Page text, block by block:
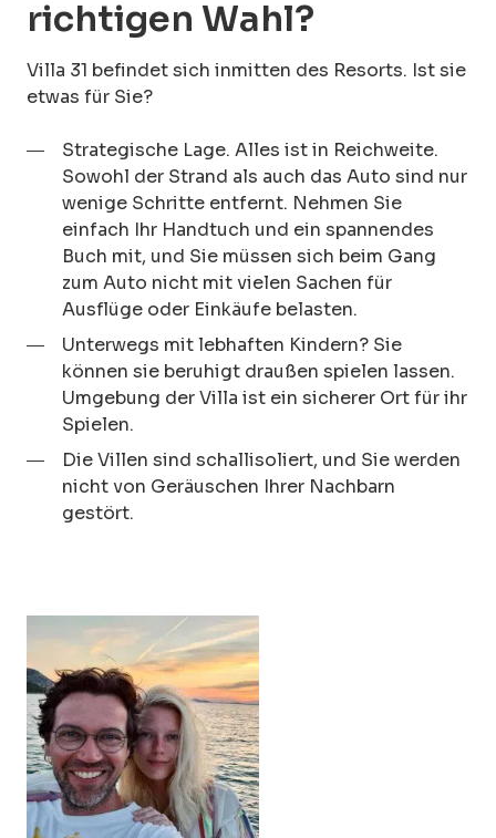
richtigen Wahl?
Villa 31 befindet sich inmitten des Resorts. Ist sie
etwas für Sie?
Strategische Lage. Alles ist in Reichweite.
Sowohl der Strand als auch das Auto sind nur
wenige Schritte entfernt. Nehmen Sie
einfach Ihr Handtuch und ein spannendes
Buch mit, und Sie müssen sich beim Gang
zum Auto nicht mit vielen Sachen für
Ausflüge oder Einkäufe belasten.
Unterwegs mit lebhaften Kindern? Sie
können sie beruhigt draußen spielen lassen.
Umgebung der Villa ist ein sicherer Ort für ihr
Spielen.
Die Villen sind schallisoliert, und Sie werden
nicht von Geräuschen Ihrer Nachbarn
gestört.